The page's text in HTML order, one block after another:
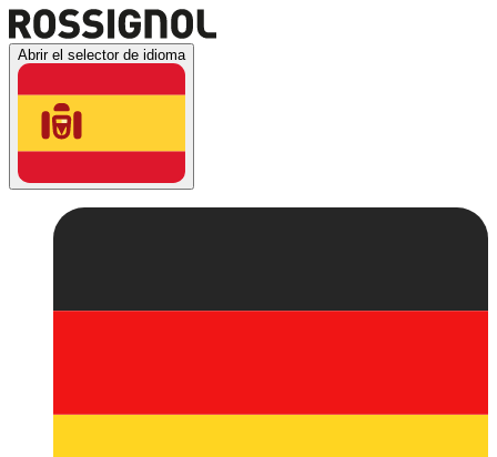
Abrir el selector de idioma